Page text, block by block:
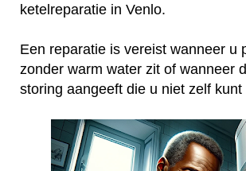
ketelreparatie in Venlo.
Een reparatie is vereist wanneer u
zonder warm water zit of wanneer
storing aangeeft die u niet zelf kunt